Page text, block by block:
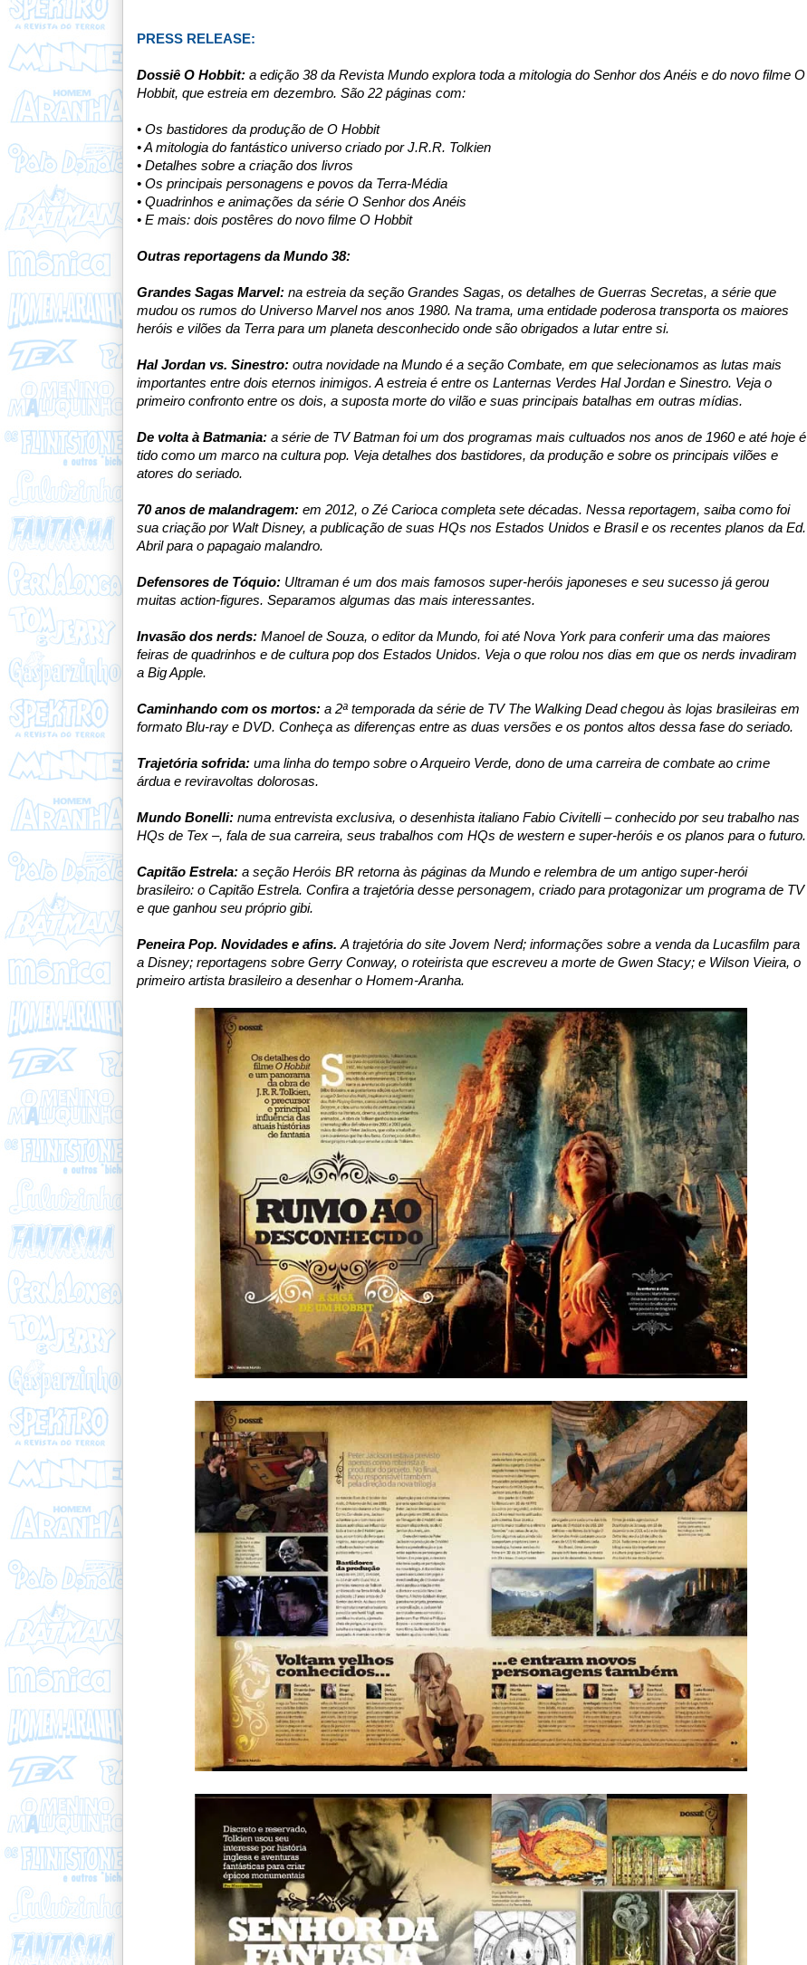
PRESS RELEASE:
Dossiê O Hobbit:a edição 38 da Revista Mundo explora toda a mitologia do Senhor dos Anéis e do novo filme O
Hobbit, que estreia em dezembro. São 22 páginas com:
• Os bastidores da produção de O Hobbit
• A mitologia do fantástico universo criado por J.R.R. Tolkien
• Detalhes sobre a criação dos livros
•Os principais personagens e povos da Terra-Média
•Quadrinhos e animações da série O Senhor dos Anéis
• E mais: dois postêres do novo filme O Hobbit
Outras reportagens da Mundo 38:
Grandes Sagas Marvel:na estreia da seção Grandes Sagas, os detalhes de Guerras Secretas, a série que
mudou os rumos do Universo Marvel nos anos 1980. Na trama, uma entidade poderosa transporta os maiores
heróis e vilões da Terra para um planeta desconhecido onde são obrigados a lutar entre si.
Hal Jordan vs. Sinestro: outra novidade na Mundo é a seção Combate, em que selecionamos as lutas mais
importantes entre dois eternos inimigos. A estreia é entre os Lanternas Verdes Hal Jordan e Sinestro. Veja o
primeiro confronto entre os dois, a suposta morte do vilão e suas principais batalhas em outras mídias.
De volta à Batmania: asérie de TV Batman foi um dos programas mais cultuados nos anos de 1960 e até hoje é
tido como um marco na cultura pop. Veja detalhes dos bastidores, da produção e sobre os principais vilões e
atores do seriado.
70 anos de malandragem: em 2012, o Zé Carioca completa sete décadas. Nessa reportagem, saiba como foi
sua criação por Walt Disney, a publicação de suas HQs nos Estados Unidos e Brasil e os recentes planos da Ed.
Abril para o papagaio malandro.
Defensores de Tóquio: Ultraman é um dos mais famosos super-heróis japoneses e seu sucesso já gerou
muitas action-figures. Separamos algumas das mais interessantes.
Invasão dos nerds: Manoel de Souza, o editor da Mundo, foi até Nova York para conferir uma das maiores
feiras de quadrinhos e de cultura pop dos Estados Unidos. Veja o que rolou nos dias em que os nerds invadiram
a Big Apple.
Caminhando com os mortos:a2ª temporada da série de TV The Walking Dead chegou às lojas brasileiras em
formato Blu-ray e DVD. Conheça as diferenças entre as duas versões e os pontos altos dessa fase do seriado.
Trajetória sofrida:uma linha do tempo sobre o Arqueiro Verde, dono de uma carreira de combate ao crime
árdua e reviravoltas dolorosas.
Mundo Bonelli:numa entrevista exclusiva, o desenhista italiano Fabio Civitelli – conhecido por seu trabalho nas
HQs de Tex –, fala de sua carreira, seus trabalhos com HQs de western e super-heróis e os planos para o futuro.
Capitão Estrela: aseção Heróis BR retorna às páginas da Mundo e relembra de um antigo super-herói
brasileiro: o Capitão Estrela. Confira a trajetória desse personagem, criado para protagonizar um programa de TV
e que ganhou seu próprio gibi.
Peneira Pop. Novidades e afins. A trajetória do site Jovem Nerd; informações sobre a venda da Lucasfilm para
a Disney; reportagens sobre Gerry Conway, o roteirista que escreveu a morte de Gwen Stacy; e Wilson Vieira, o
primeiro artista brasileiro a desenhar o Homem-Aranha.